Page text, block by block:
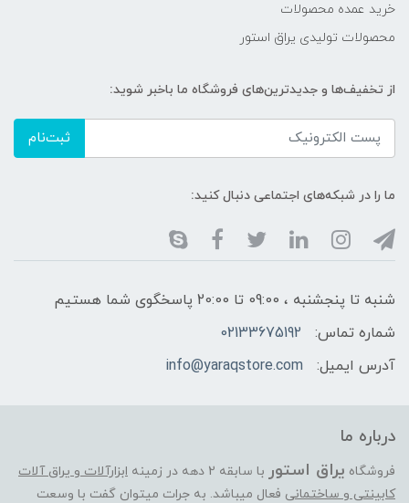
خرید عمده محصولات
محصولات تولیدی یراق استور
از تخفیف‌ها و جدیدترین‌های فروشگاه ما باخبر شوید:
ثبت‌نام
ما را در شبکه‌های اجتماعی دنبال کنید:
شنبه تا پنجشنبه ، 09:00 تا 20:00 پاسخگوی شما هستیم
شماره تماس:
02133675192
آدرس ایمیل:
info@yaraqstore.com
درباره ما
فروشگاه یراق استور با سابقه 2 دهه در زمینه
ابزارآلات و یراق آلات
کابینتی و ساختمانی فعال میباشد. به جرات میتوان گفت با وسعت